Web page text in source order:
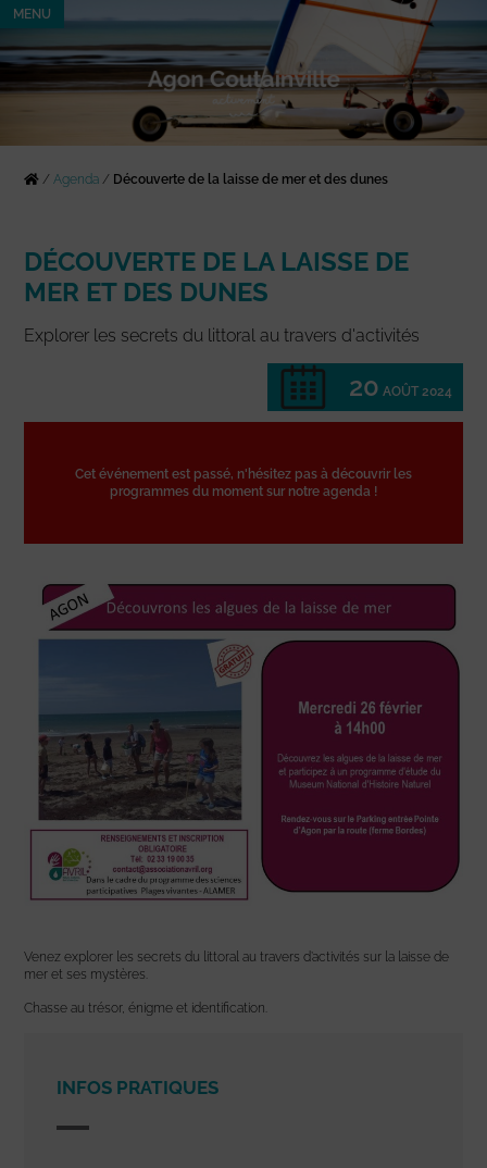
MENU
/Agenda / Découverte de la laisse de mer et des dunes
DÉCOUVERTE DE LA LAISSE DE
MER ET DES DUNES
Explorer les secrets du littoral au travers d'activités
20 AOÛT 2024
Cet événement est passé, n'hésitez pas à découvrir les
programmes du moment sur notre agenda !
Venez explorer les secrets du littoral au travers d’activités sur la laisse de
mer et ses mystères.
Chasse au trésor, énigme et identification.
INFOS PRATIQUES